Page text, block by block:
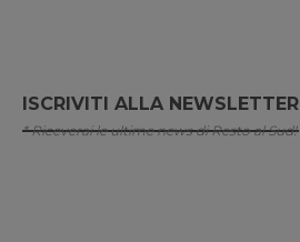
ISCRIVITI ALLA NEWSLETTER
* Riceverai le ultime news di Resto al Sud!